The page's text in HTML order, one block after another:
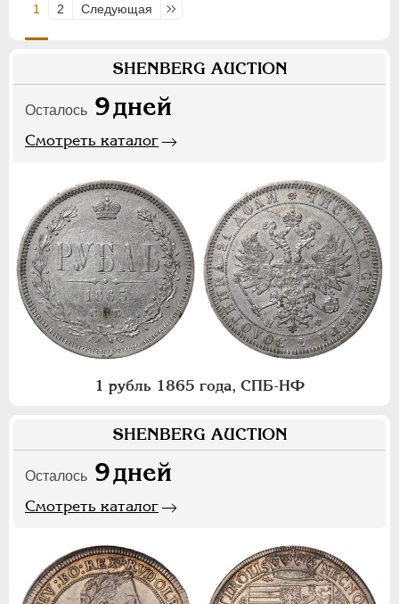
1 2 Следующая Последняя
SHENBERG AUCTION
Осталось 9дней
Смотреть каталог
1 рубль 1865 года, СПБ-НФ
SHENBERG AUCTION
Осталось 9дней
Смотреть каталог